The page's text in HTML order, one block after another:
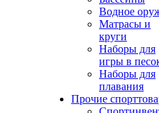
Водное
Матрасы и
круги
Наборы для
игры в
Наборы для
плавания
Прочие